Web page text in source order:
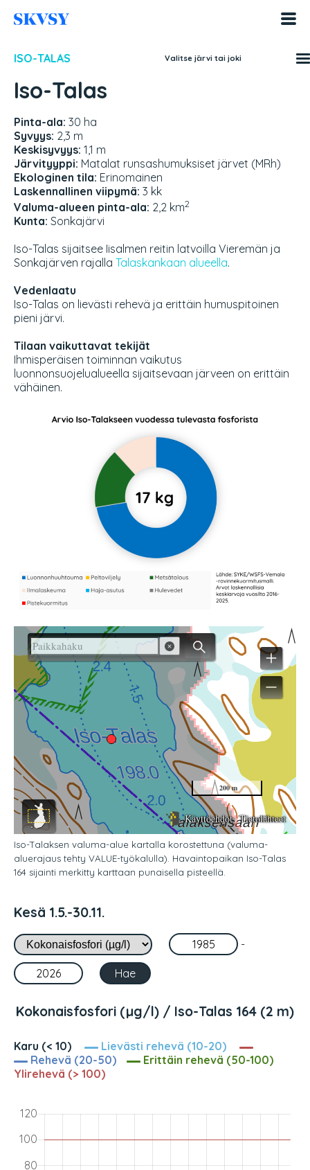
sisältöön
ISO-TALAS Valitse järvi tai joki
Iso-Talas
Pinta-ala: 30 ha
Syvyys: 2,3 m
Keskisyvyys: 1,1 m
Järvityyppi: Matalat runsashumuksiset järvet (MRh)
Ekologinen tila: Erinomainen
Laskennallinen viipymä: 3 kk
Valuma-alueen pinta-ala: 2,2 km2
Kunta: Sonkajärvi
Iso-Talas sijaitsee Iisalmen reitin latvoilla Vieremän ja
Sonkajärven rajalla Talaskankaan alueella.
Vedenlaatu
Iso-Talas on lievästi rehevä ja erittäin humuspitoinen
pieni järvi.
Tilaan vaikuttavat tekijät
Ihmisperäisen toiminnan vaikutus
luonnonsuojelualueella sijaitsevaan järveen on erittäin
vähäinen.
Iso-Talaksen valuma-alue kartalla korostettuna (valuma-
aluerajaus tehty VALUE-työkalulla). Havaintopaikan Iso-Talas
164 sijainti merkitty karttaan punaisella pisteellä.
Kesä 1.5.-30.11.
-
Kokonaisfosfori (µg/l) / Iso-Talas 164 (2 m)
Karu (< 10)
Lievästi rehevä (10-20)
Rehevä (20-50)
Erittäin rehevä (50-100)
Ylirehevä (> 100)